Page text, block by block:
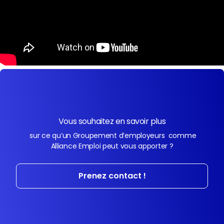
Vous souhaitez en savoir plus
sur ce qu’un Groupement d’employeurs comme
Alliance Emploi peut vous apporter ?
Prenez contact !